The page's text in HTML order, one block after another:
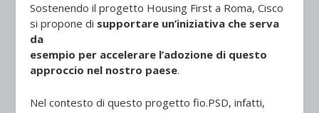
Sostenendo il progetto Housing First a Roma, Cisco
si propone di supportare un’iniziativa che serva
da
esempio per accelerare l’adozione di questo
approccio nel nostro paese.
Nel contesto di questo progetto fio.PSD, infatti,